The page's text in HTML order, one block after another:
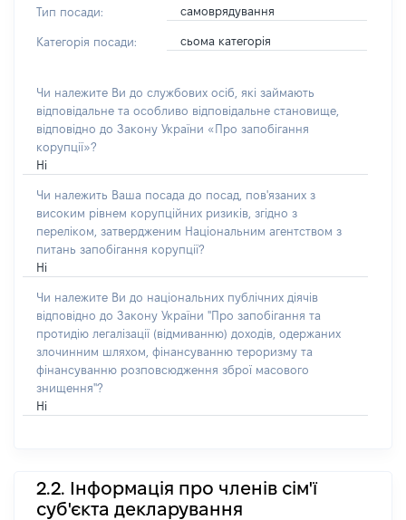
Тип посади: самоврядування
Категорія посади: сьома категорія
Чи належите Ви до службових осіб, які займають
відповідальне та особливо відповідальне становище,
відповідно до Закону України «Про запобігання
корупції»?
Ні
Чи належить Ваша посада до посад, пов'язаних з
високим рівнем корупційних ризиків, згідно з
переліком, затвердженим Національним агентством з
питань запобігання корупції?
Ні
Чи належите Ви до національних публічних діячів
відповідно до Закону України "Про запобігання та
протидію легалізації (відмиванню) доходів, одержаних
злочинним шляхом, фінансуванню тероризму та
фінансуванню розповсюдження зброї масового
знищення"?
Ні
2.2. Інформація про членів сім'ї
суб'єкта декларування